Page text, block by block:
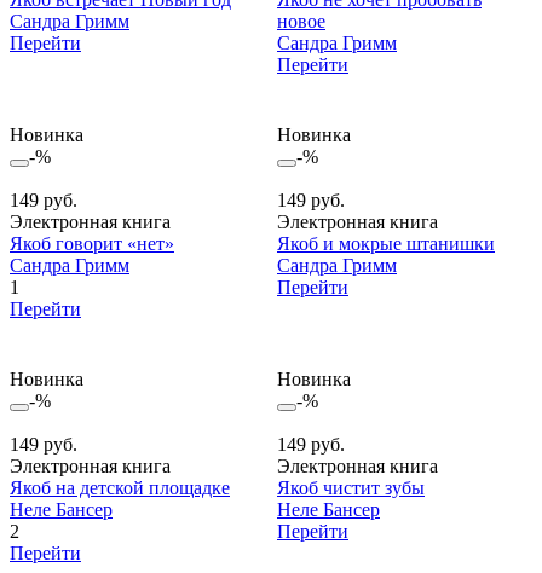
Сандра Гримм
Перейти
новое
Сандра Гримм
Перейти
Новинка
-%
149 руб.
Электронная книга
Якоб говорит «нет»
Сандра Гримм
1
Перейти
Новинка
-%
149 руб.
Электронная книга
Якоб и мокрые штанишки
Сандра Гримм
Перейти
Новинка
-%
149 руб.
Электронная книга
Якоб на детской площадке
Неле Бансер
2
Перейти
Новинка
-%
149 руб.
Электронная книга
Якоб чистит зубы
Неле Бансер
Перейти